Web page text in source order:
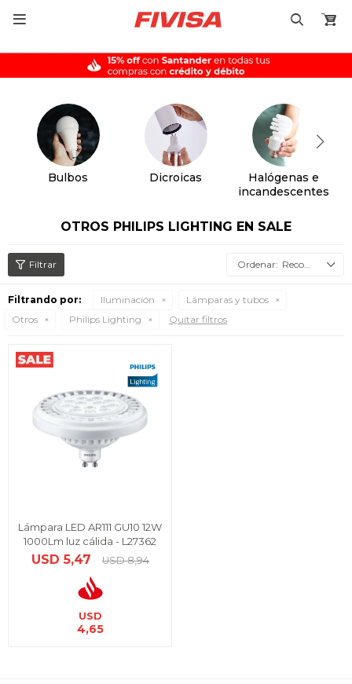

Bulbos Dicroicas
Halógenas e
incandescentes
OTROS PHILIPS LIGHTING EN SALE
Recomendados
Filtrando por: Iluminación
Lámparas y tubos
Otros
Philips Lighting Quitar filtros
Lámpara LED AR111 GU10 12W
1000Lm luz cálida - L27362
USD 5,47 USD 8,94
USD
4,65